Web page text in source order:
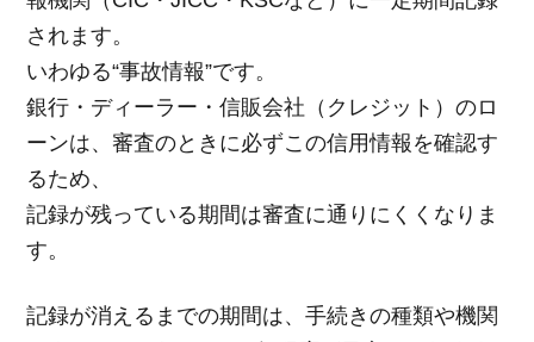
されます。
いわゆる“事故情報”です。
銀行・ディーラー・信販会社（クレジット）のロ
ーンは、審査のときに必ずこの信用情報を確認す
るため、
記録が残っている期間は審査に通りにくくなりま
す。
記録が消えるまでの期間は、手続きの種類や機関